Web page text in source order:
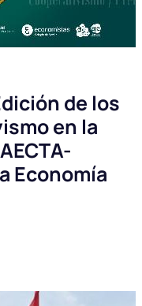
de los
en la
Economía